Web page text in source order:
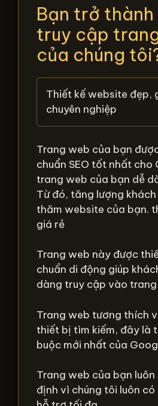
Bạn trở thành
truy cập
của chúng
Thiết kế website đẹp,
chuyên nghiệp
Trang web của bạn
chuẩn SEO tốt nhất cho
trang web của bạn dễ
Từ đó, tăng lượng
thăm website của bạn.
giá rẻ
Trang web này được
chuẩn di động giúp
dàng truy cập vào
Trang web tương thích
thiết bị tìm kiếm, đây là
buộc mới nhất của
Trang web của bạn
định vì chúng tôi luôn